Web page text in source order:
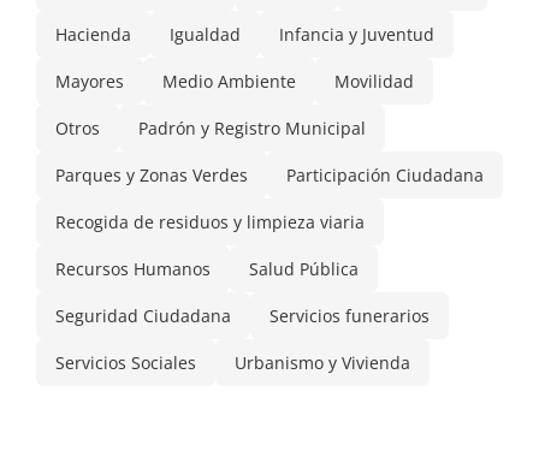
Hacienda Igualdad Infancia y Juventud
Mayores Medio Ambiente Movilidad
Otros Padrón y Registro Municipal
Parques y Zonas Verdes Participación Ciudadana
Recogida de residuos y limpieza viaria
Recursos Humanos Salud Pública
Seguridad Ciudadana Servicios funerarios
Servicios Sociales Urbanismo y Vivienda